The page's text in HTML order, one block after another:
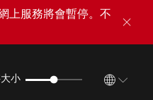
上服務將會暫停。不
小